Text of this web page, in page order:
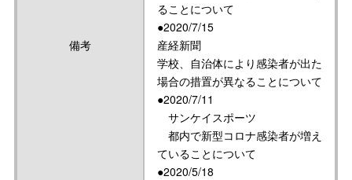
備考
ることについて
●2020/7/15
産経新聞
学校、自治体により感染者が出た
場合の措置が異なることについて
●2020/7/11
サンケイスポーツ
都内で新型コロナ感染者が増え
ていることについて
●2020/5/18